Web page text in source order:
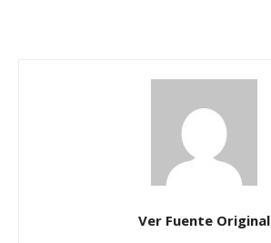
Ver Fuente Original